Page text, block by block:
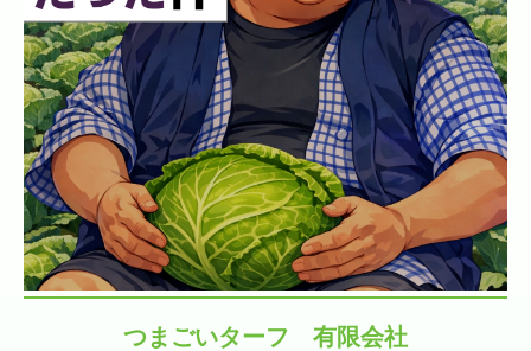
こだわり栽培野菜の販売
きゃべつ日記
つまごいターフ 有限会社